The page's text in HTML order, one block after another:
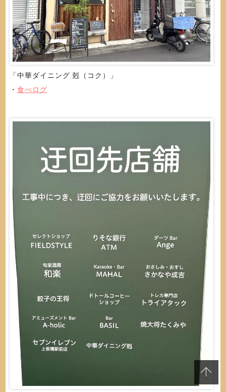
「中華ダイニング 剋（コク）」
・ 食べログ